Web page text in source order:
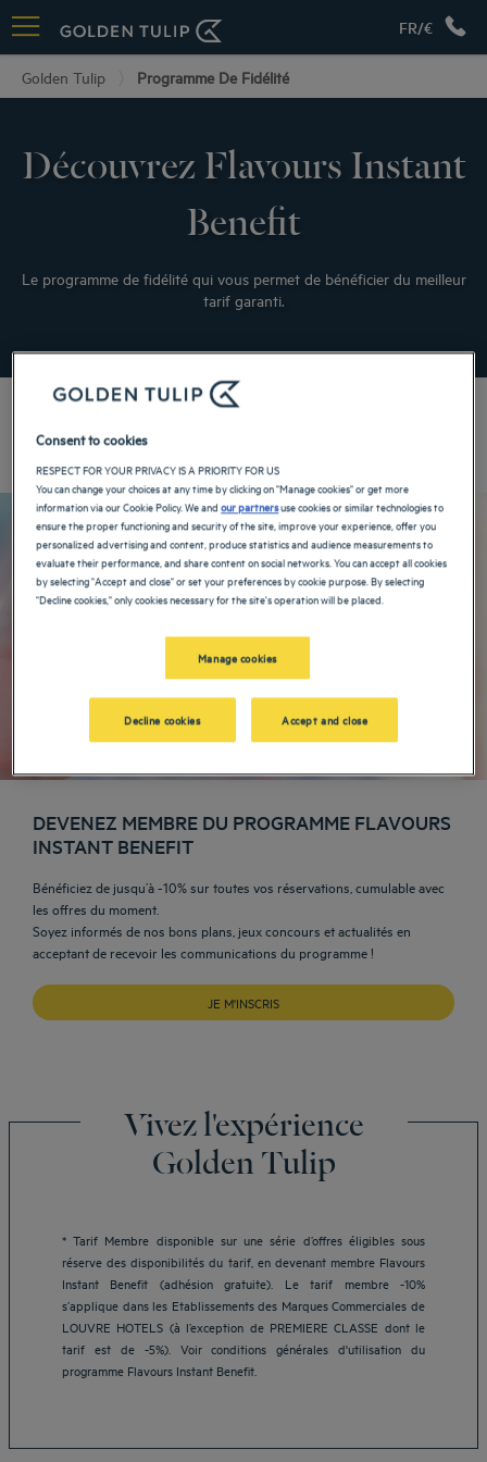
FR/€
Golden Tulip Programme De Fidélité
Découvrez Flavours Instant
Benefit
Le programme de fidélité qui vous permet de bénéficier du meilleur
tarif garanti.
Vos avantages
DEVENEZ MEMBRE DU PROGRAMME FLAVOURS
INSTANT BENEFIT
Bénéficiez de jusqu’à -10% sur toutes vos réservations, cumulable avec
les offres du moment.
Soyez informés de nos bons plans, jeux concours et actualités en
acceptant de recevoir les communications du programme !
JE M'INSCRIS
Vivez l'expérience
Golden Tulip
* Tarif Membre disponible sur une série d’offres éligibles sous
réserve des disponibilités du tarif, en devenant membre Flavours
Instant Benefit (adhésion gratuite). Le tarif membre -10%
s’applique dans les Etablissements des Marques Commerciales de
LOUVRE HOTELS (à l’exception de PREMIERE CLASSE dont le
tarif est de -5%). Voir conditions générales d'utilisation du
programme Flavours Instant Benefit.
Hôtels Aix-les-Bains
Hôtels Marseille
Hôtels Bordeaux
Hôtels Pornic
Consent to cookies
RESPECT FOR YOUR PRIVACY IS A PRIORITY FOR US
You can change your choices at any time by clicking on "Manage cookies" or get more
information via our Cookie Policy. We andour partnersuse cookies or similar technologies to
ensure the proper functioning and security of the site, improve your experience, offer you
personalized advertising and content, produce statistics and audience measurements to
evaluate their performance, and share content on social networks. You can accept all cookies
by selecting "Accept and close" or set your preferences by cookie purpose. By selecting
"Decline cookies," only cookies necessary for the site's operation will be placed.
Manage cookies
Decline cookies Accept and close